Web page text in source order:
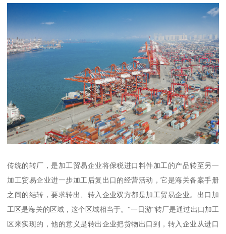
传统的转厂，是加工贸易企业将保税进口料件加工的产品转至另一
加工贸易企业进一步加工后复出口的经营活动，它是海关备案手册
之间的结转，要求转出、转入企业双方都是加工贸易企业。出口加
工区是海关的区域，这个区域相当于。“一日游”转厂是通过出口加工
区来实现的，他的意义是转出企业把货物出口到，转入企业从进口